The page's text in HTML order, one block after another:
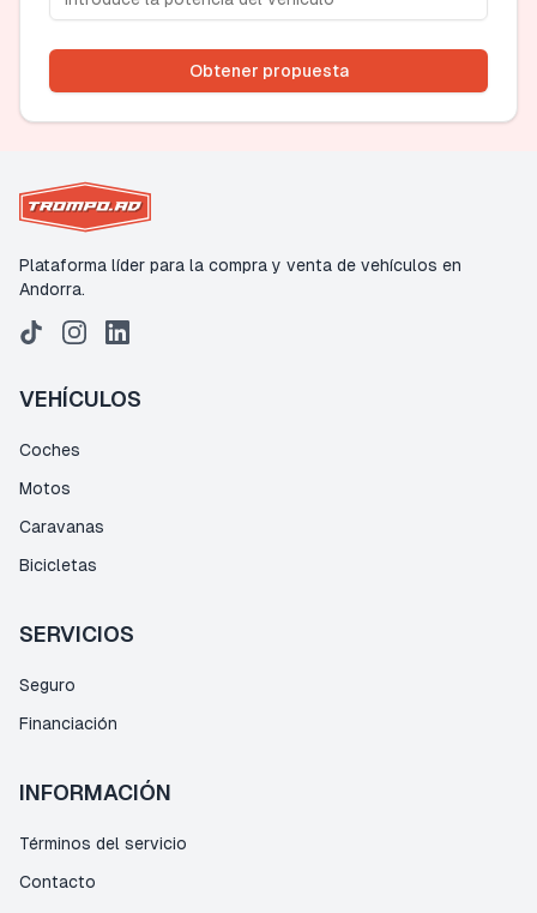
Obtener propuesta
Plataforma líder para la compra y venta de vehículos en
Andorra.
VEHÍCULOS
Coches
Motos
Caravanas
Bicicletas
SERVICIOS
Seguro
Financiación
INFORMACIÓN
Términos del servicio
Contacto